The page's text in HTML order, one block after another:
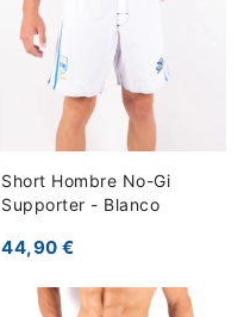
Short Hombre No-Gi
Supporter - Blanco
44,90 €